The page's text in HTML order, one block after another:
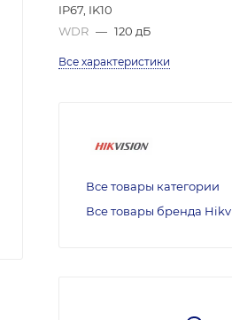
IP67, IK10
WDR — 120 дБ
Все характеристики
Все товары категории
Все товары бренда